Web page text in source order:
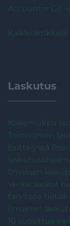
Accountor Go
Kaikki artikkelit
Laskutus
Kokemuksia
Toiminimen
Esittelyssä
Ilmainen
Verkkolaskut
tarvitsee tietää
Ilmainen
10 suosittua